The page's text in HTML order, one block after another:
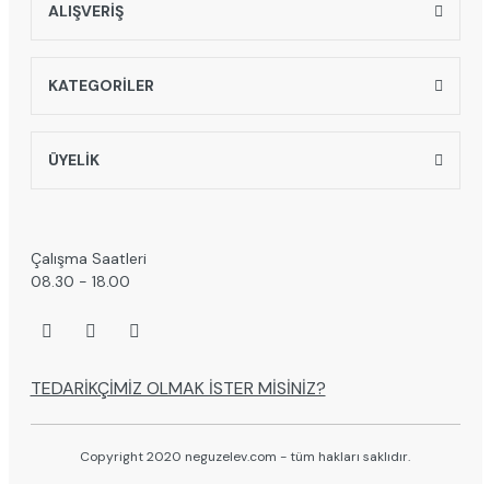
ALIŞVERİŞ
KATEGORİLER
ÜYELİK
Çalışma Saatleri
08.30 - 18.00
TEDARİKÇİMİZ OLMAK İSTER MİSİNİZ?
Copyright 2020 neguzelev.com - tüm hakları saklıdır.